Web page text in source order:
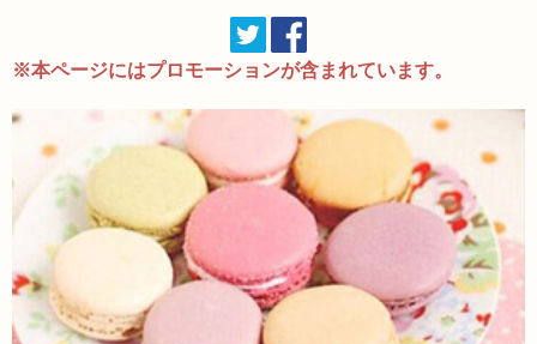
※本ページにはプロモーションが含まれています。